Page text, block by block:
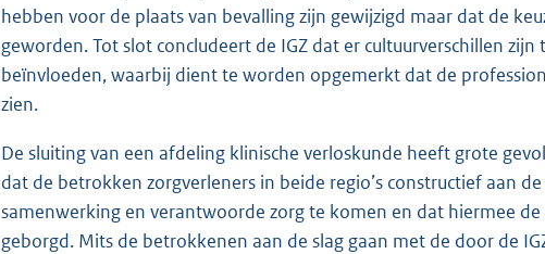
hebben voor de plaats van bevalling zijn gewijzigd maar dat de
geworden. Tot slot concludeert de IGZ dat er cultuurverschillen
beïnvloeden, waarbij dient te worden opgemerkt dat de
zien.
De sluiting van een afdeling klinische verloskunde heeft grote
dat de betrokken zorgverleners in beide regio’s constructief aan
samenwerking en verantwoorde zorg te komen en dat hiermee
geborgd. Mits de betrokkenen aan de slag gaan met de door de